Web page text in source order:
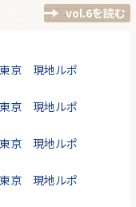
vol.6を読む
京 現地ルポ
京 現地ルポ
京 現地ルポ
京 現地ルポ